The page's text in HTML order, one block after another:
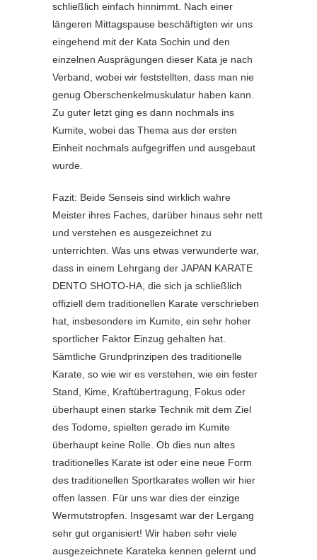
schließlich einfach hinnimmt. Nach einer
längeren Mittagspause beschäftigten wir uns
eingehend mit der Kata Sochin und den
einzelnen Ausprägungen dieser Kata je nach
Verband, wobei wir feststellten, dass man nie
genug Oberschenkelmuskulatur haben kann.
Zu guter letzt ging es dann nochmals ins
Kumite, wobei das Thema aus der ersten
Einheit nochmals aufgegriffen und ausgebaut
wurde.
Fazit: Beide Senseis sind wirklich wahre
Meister ihres Faches, darüber hinaus sehr nett
und verstehen es ausgezeichnet zu
unterrichten. Was uns etwas verwunderte war,
dass in einem Lehrgang der JAPAN KARATE
DENTO SHOTO-HA, die sich ja schließlich
offiziell dem traditionellen Karate verschrieben
hat, insbesondere im Kumite, ein sehr hoher
sportlicher Faktor Einzug gehalten hat.
Sämtliche Grundprinzipen des traditionelle
Karate, so wie wir es verstehen, wie ein fester
Stand, Kime, Kraftübertragung, Fokus oder
überhaupt einen starke Technik mit dem Ziel
des Todome, spielten gerade im Kumite
überhaupt keine Rolle. Ob dies nun altes
traditionelles Karate ist oder eine neue Form
des traditionellen Sportkarates wollen wir hier
offen lassen. Für uns war dies der einzige
Wermutstropfen. Insgesamt war der Lergang
sehr gut organisiert! Wir haben sehr viele
ausgezeichnete Karateka kennen gelernt und